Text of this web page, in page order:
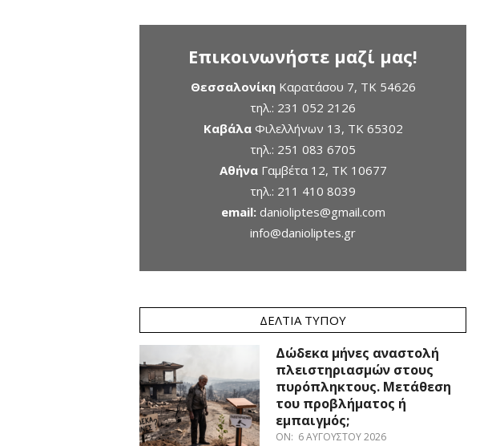
Επικοινωνήστε μαζί μας!
ΘεσσαλονίκηΚαρατάσου 7, TK 54626
τηλ.: 231 052 2126
ΚαβάλαΦιλελλήνων 13, ΤΚ 65302
τηλ.: 251 083 6705
ΑθήναΓαμβέτα 12, ΤΚ 10677
τηλ.: 211 410 8039
email: danioliptes@gmail.com
info@danioliptes.gr
ΔΕΛΤΊΑ ΤΎΠΟΥ
Δώδεκα μήνες αναστολή
πλειστηριασμών στους
πυρόπληκτους. Μετάθεση
του προβλήματος ή
εμπαιγμός;
ON: 6 ΑΥΓΟΎΣΤΟΥ 2026